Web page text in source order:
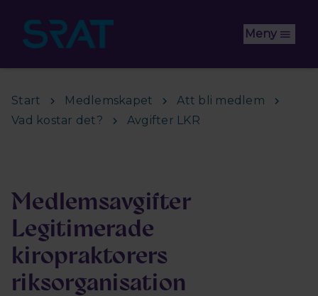
Meny
Start Medlemskapet
Att bli medlem
Vad kostar det?
Avgifter LKR
Medlemsavgifter
Legitimerade
kiropraktorers
riksorganisation